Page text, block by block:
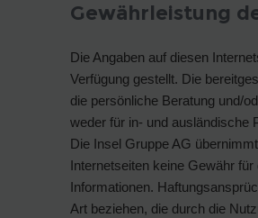
Gewährleistung
Die Angaben auf diesen
Verfügung gestellt. Die
die persönliche Beratung und/
weder für in- und ausländische
Die Insel Gruppe AG
Internetseiten keine Gewähr
Informationen.
Art beziehen, die durch die